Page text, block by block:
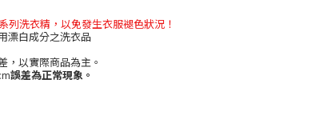
列洗衣精，以免發生衣服褪色狀況！
漂白成分之洗衣品
，以實際商品為主。
誤差為正常現象。